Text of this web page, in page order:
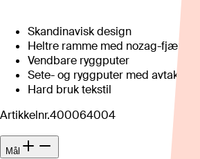
Skandinavisk design
Heltre ramme med nozag-fjæring
Vendbare ryggputer
Sete- og ryggputer med
Hard bruk tekstil
Artikkelnr.400064004
Mål